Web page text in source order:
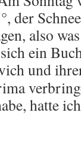
der
also
ein
und
hatte